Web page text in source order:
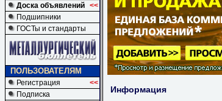
Доска объявлений <<
Подшипники
ГОСТы и стандарты
ПОЛЬЗОВАТЕЛЯМ
Регистрация
<<
Подписка
Информация